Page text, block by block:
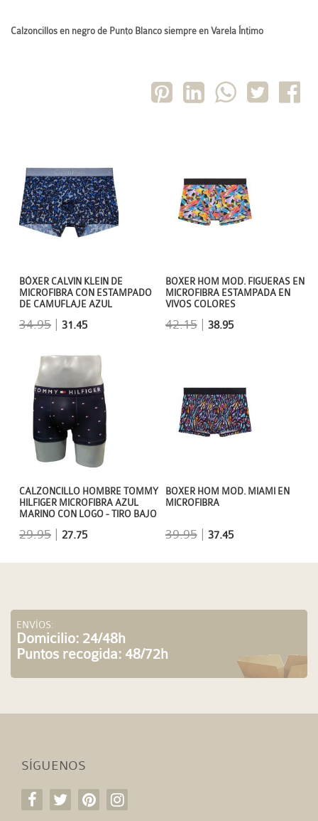
Calzoncillos en negro de Punto Blanco siempre en Varela Íntimo
BOXER HOM MOD. FIGUERAS EN
MICROFIBRA ESTAMPADA EN
VIVOS COLORES
42.15| 38.95
BÓXER CALVIN KLEIN DE
MICROFIBRA CON ESTAMPADO
DE CAMUFLAJE AZUL
34.95 |31.45
BOXER HOM MOD. MIAMI EN
MICROFIBRA
39.95| 37.45
CALZONCILLO HOMBRE TOMMY
HILFIGER MICROFIBRA AZUL
MARINO CON LOGO - TIRO BAJO
29.95 |27.75
ENVÍOS:
Domicilio: 24/48h
Puntos recogida: 48/72h
SÍGUENOS